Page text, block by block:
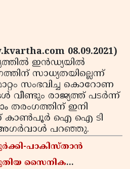
08.09.2021)
ഇന്‍ഡ്യയില്‍
സാധ്യതയില്ലെന്ന്
സംഭവിച്ച കൊറോണ
രാജ്യത്ത് പടര്‍ന്ന്
ാം തരംഗത്തിന് ഇനി
കാണ്‍പൂര്‍ ഐ ഐ ടി
അഗര്‍വാള്‍ പറഞ്ഞു.
പാകിസ്താൻ
സൈനിക